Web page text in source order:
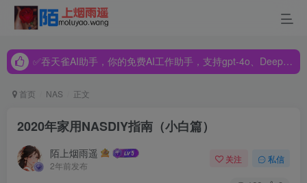
✅吞天雀AI助手，你的免费AI工作助手，支持gpt-4o、DeepSeek、Claude🔥🔥🔥🔥
✅吞天雀AI助手，你的免费AI工作助手，支持gpt-4o、DeepSeek、Claude🔥🔥🔥🔥
首页 NAS 正文
2020年家用NASDIY指南（小白篇）
陌上烟雨遥
2年前发布
关注 私信